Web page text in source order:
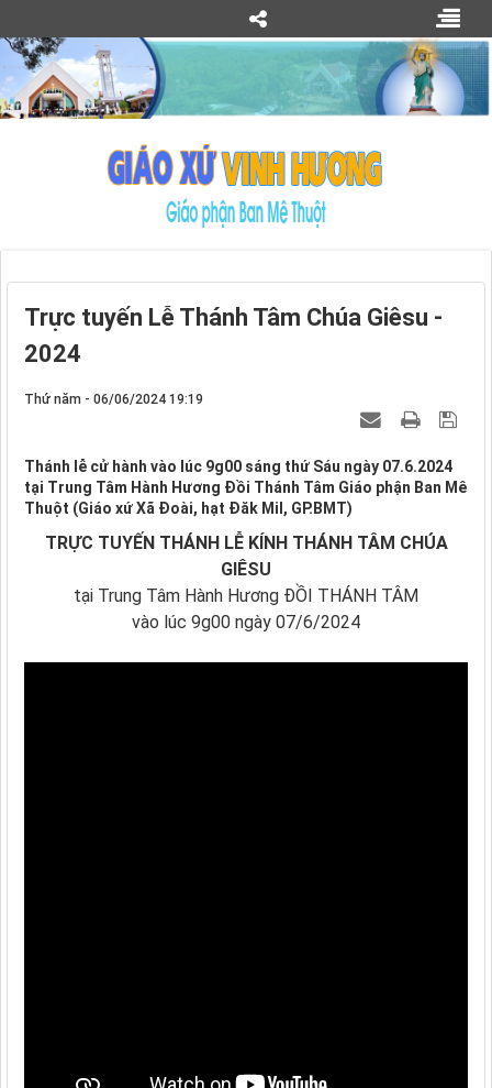
Trực tuyến Lễ Thánh Tâm Chúa Giêsu -
2024
Thứ năm - 06/06/2024 19:19
Thánh lễ cử hành vào lúc 9g00 sáng thứ Sáu ngày 07.6.2024
tại Trung Tâm Hành Hương Đồi Thánh Tâm Giáo phận Ban Mê
Thuột (Giáo xứ Xã Đoài, hạt Đăk Mil, GP.BMT)
TRỰC TUYẾN THÁNH LỄ KÍNH THÁNH TÂM CHÚA
GIÊSU
tại Trung Tâm Hành Hương ĐỒI THÁNH TÂM
vào lúc 9g00 ngày 07/6/2024